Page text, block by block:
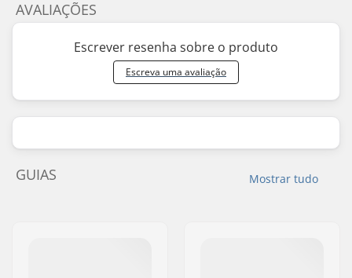
AVALIAÇÕES
Escrever resenha sobre o produto
Escreva uma avaliação
Mostrar tudo
GUIAS